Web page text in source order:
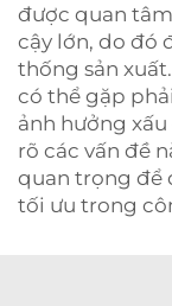
được quan
cậy lớn, do đó
thống sản
có thể gặp
ảnh hưởng
rõ các vấn đề
quan trọng để
tối ưu trong